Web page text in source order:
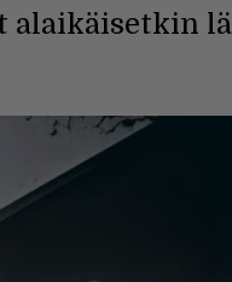
alaikäisetkin